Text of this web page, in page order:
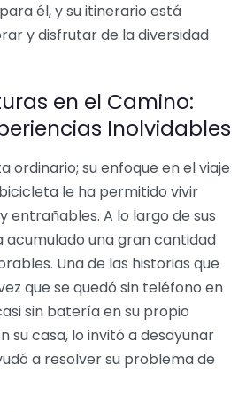
él, y su itinerario está
y disfrutar de la diversidad
en el Camino:
Inolvidables
ordinario; su enfoque en el viaje
le ha permitido vivir
entrañables. A lo largo de sus
acumulado una gran cantidad
Una de las historias que
que se quedó sin teléfono en
sin batería en su propio
su casa, lo invitó a desayunar
a resolver su problema de